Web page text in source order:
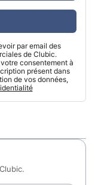
par email des
de Clubic.
consentement à
présent dans
de vos données,